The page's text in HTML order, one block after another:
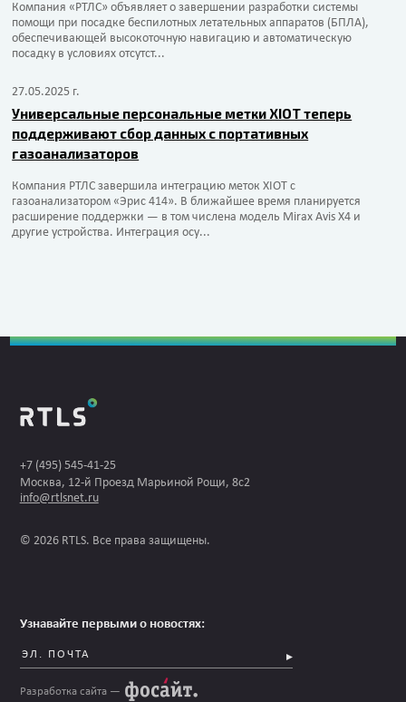
Компания «РТЛС» объявляет о завершении разработки системы
помощи при посадке беспилотных летательных аппаратов (БПЛА),
обеспечивающей высокоточную навигацию и автоматическую
посадку в условиях отсутст...
27.05.2025 г.
Универсальные персональные метки XIOT теперь
поддерживают сбор данных с портативных
газоанализаторов
Компания РТЛС завершила интеграцию меток XIOT с
газоанализатором «Эрис 414». В ближайшее время планируется
расширение поддержки — в том числена модель Mirax Avis X4 и
другие устройства. Интеграция осу...
+7 (495) 545-41-25
Москва, 12-й Проезд Марьиной Рощи, 8с2
info@rtlsnet.ru
© 2026 RTLS. Все права защищены.
Узнавайте первыми о новостях:
Разработка сайта —